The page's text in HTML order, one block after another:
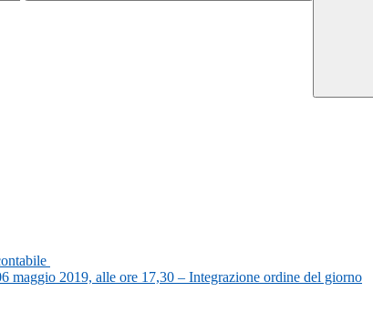
maggio 2019, alle ore 17,30 – Integrazione ordine del giorno